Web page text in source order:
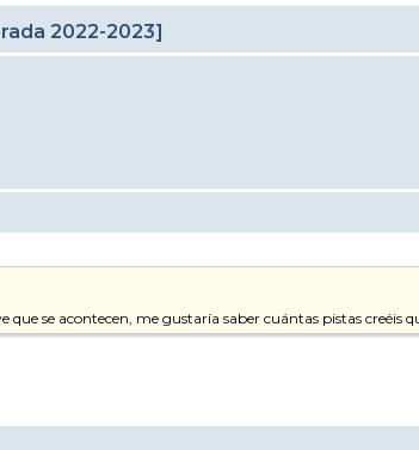
2022-2023]
que se acontecen, me gustaría saber cuántas pistas creéis